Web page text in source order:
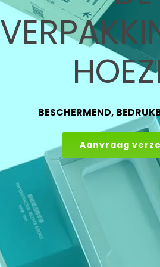
BESCHERMEND,
Aanvraag